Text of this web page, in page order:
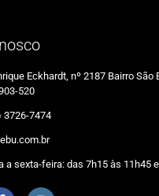
Eckhardt, nº 2187 Bairro São
520
3726-7474
a sexta-feira: das 7h15 às 11h45